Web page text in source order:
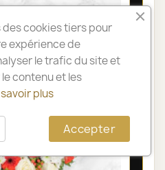
des cookies tiers pour
expérience de
le trafic du site et
contenu et les
savoir plus
Accepter